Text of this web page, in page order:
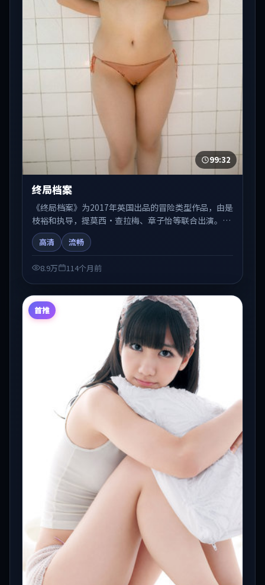
99:32
终局档案
《终局档案》为2017年英国出品的冒险类型作品，由是
枝裕和执导，提莫西·查拉梅、章子怡等联合出演。剧
情在人物弧光与节奏推进中展开，兼具叙事张力与视听
质感。可与站内国产剧、电影、综艺片单交叉检索，便
高清 流畅
8.9万 114个月前
首推